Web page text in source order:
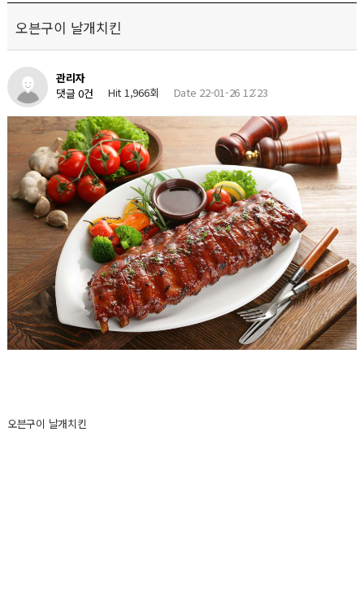
오븐구이 날개치킨
관리자
댓글 0건
Hit 1,966회 Date 22-01-26 12:23
오븐구이 날개치킨